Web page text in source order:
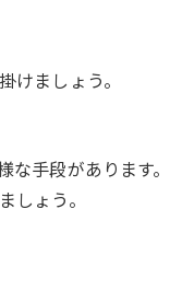
けましょう。
手段があります。
しょう。